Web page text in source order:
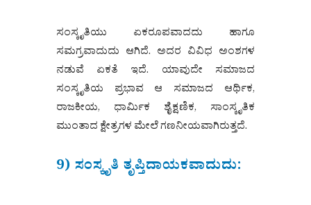
ಸಂಸ್ಕೃತಿಯು ಏಕರೂಪವಾದದು ಹಾಗೂ
ಸಮಗ್ರವಾದುದು ಆಗಿದೆ. ಅದರ ವಿವಿಧ ಅಂಶಗಳ
ನಡುವೆ ಏಕತೆ ಇದೆ. ಯಾವುದೇ ಸಮಾಜದ
ಸಂಸ್ಕೃತಿಯ ಪ್ರಭಾವ ಆ ಸಮಾಜದ ಆರ್ಥಿಕ,
ರಾಜಕೀಯ, ಧಾರ್ಮಿಕ ಶೈಕ್ಷಣಿಕ, ಸಾಂಸ್ಕೃತಿಕ
ಮುಂತಾದ ಕ್ಷೇತ್ರಗಳ ಮೇಲೆ ಗಣನೀಯವಾಗಿರುತ್ತದೆ.
9) ಸಂಸ್ಕೃತಿ ತೃಪ್ತಿದಾಯಕವಾದುದು: